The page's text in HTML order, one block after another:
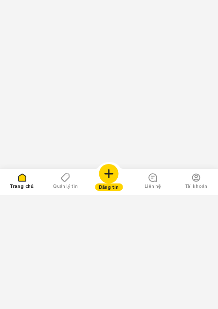
Trang chủ Quản lý tin Đăng tin Liên hệ Tài khoản